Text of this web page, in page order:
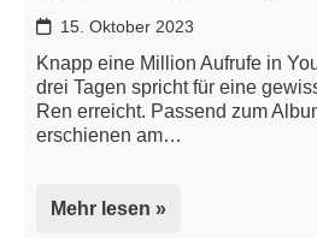
15. Oktober 2023
Knapp eine Million Aufrufe in
drei Tagen spricht für eine
Ren erreicht. Passend zum
erschienen am…
Mehr lesen »